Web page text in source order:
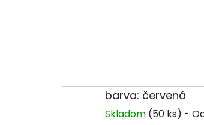
barva: červená
Skladom (50 ks)